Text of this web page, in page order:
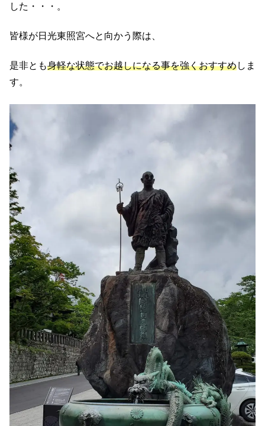
した・・・。
皆様が日光東照宮へと向かう際は、
是非とも身軽な状態でお越しになる事を強くおすすめしま
す。